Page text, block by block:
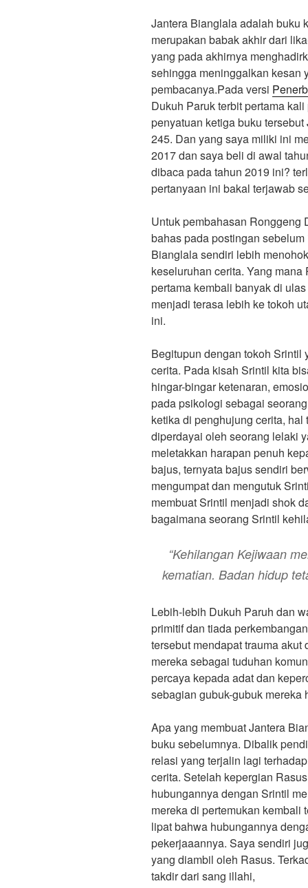
e
b
o
o
k
t
s
A
p
p
e
m
b
l
a
r
e
Jantera Bianglala adalah buku
merupakan babak akhir dari
yang pada akhirnya
sehingga meninggalkan kesan
pembacanya.Pada versi
Dukuh Paruk terbit pertama
penyatuan ketiga buku
245. Dan yang saya miliki ini
2017 dan saya beli di awal
dibaca pada tahun 2019 ini?
pertanyaan ini bakal terjawab
Untuk pembahasan Ronggeng
bahas pada postingan
Bianglala sendiri lebih
keseluruhan cerita. Yang
pertama kembali banyak di
menjadi terasa lebih ke tokoh
ini.
Begitupun dengan tokoh
cerita. Pada kisah Srintil kita
hingar-bingar ketenaran,
pada psikologi sebagai
ketika di penghujung cerita,
diperdayai oleh seorang lelaki
meletakkan harapan penuh
bajus, ternyata bajus sendiri
mengumpat dan mengutuk
membuat Srintil menjadi shok
bagaimana seorang Srintil
“Kehilangan Kejiwaan
kematian. Badan hidup
Lebih-lebih Dukuh Paruh dan
primitif dan tiada
tersebut mendapat trauma
mereka sebagai tuduhan
percaya kepada adat dan
sebagian gubuk-gubuk
Apa yang membuat Jantera
buku sebelumnya. Dibalik
relasi yang terjalin lagi
cerita. Setelah kepergian
hubungannya dengan Srintil
mereka di pertemukan kembali
lipat bahwa hubungannya
pekerjaaannya. Saya sendiri
yang diambil oleh Rasus.
takdir dari sang illahi,